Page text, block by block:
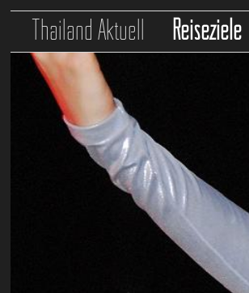
Thailand Aktuell Reiseziele